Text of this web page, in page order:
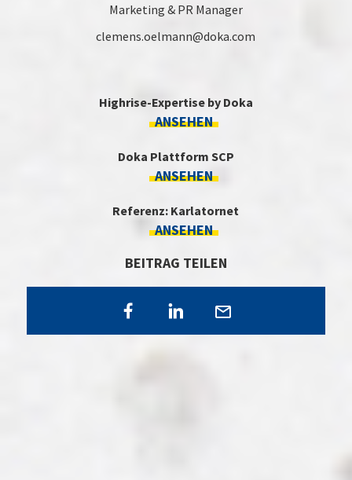
Marketing & PR Manager
clemens.oelmann@doka.com
Highrise-Expertise by Doka
ANSEHEN
Doka Plattform SCP
ANSEHEN
Referenz: Karlatornet
ANSEHEN
BEITRAG TEILEN